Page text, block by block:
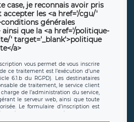
case, je reconnais avoir pris
accepter les <a href='/cgu/'
générales
que la <a href='/politique-
' target='_blank'>politique
a>
vous permet de vous inscrire
ce traitement est l’exécution d’une
6.1.b du RGPD). Les destinataires
de traitement, le service client
de l’administration du service,
le serveur web, ainsi que toute
Le formulaire d’inscription est